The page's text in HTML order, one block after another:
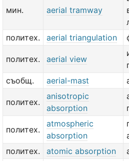
мин. aerial tramway
политех.
aerial triangulation
политех. aerial view
съобщ.
aerial-mast
политех.
anisotropic
absorption
политех.
atmospheric
absorption
политех.
atomic absorption